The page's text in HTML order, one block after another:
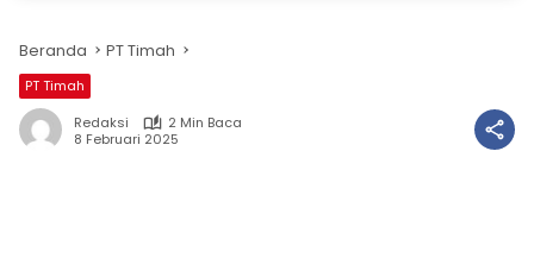
Beranda PT Timah
PT Timah
Redaksi
2 Min Baca
8 Februari 2025